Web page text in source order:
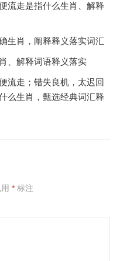
流走是指什么生肖、解释
生肖，阐释释义落实词汇
、解释词语释义落实
流走；错失良机，太迟回
么生肖，甄选经典词汇释
*标注